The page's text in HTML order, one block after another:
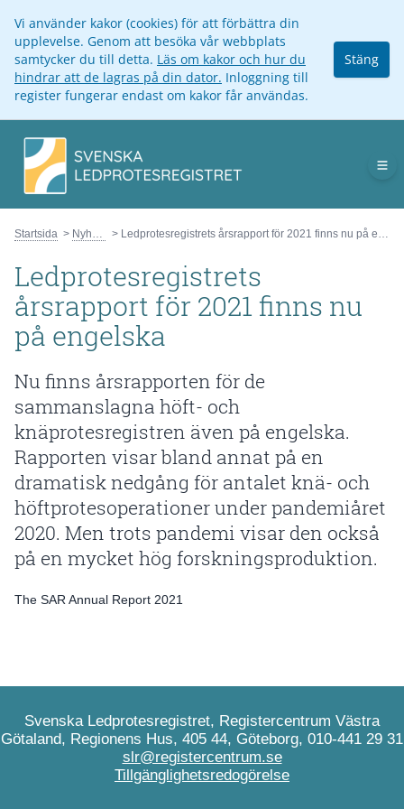
Vi använder kakor (cookies) för att förbättra din
upplevelse. Genom att besöka vår webbplats
samtycker du till detta. Läs om kakor och hur du
hindrar att de lagras på din dator. Inloggning till
register fungerar endast om kakor får användas.
Stäng
Startsida Nyheter Ledprotesregistrets årsrapport för 2021 finns nu på engelska
Ledprotesregistrets
årsrapport för 2021 finns nu
på engelska
Nu finns årsrapporten för de
sammanslagna höft- och
knäprotesregistren även på engelska.
Rapporten visar bland annat på en
dramatisk nedgång för antalet knä- och
höftprotesoperationer under pandemiåret
2020. Men trots pandemi visar den också
på en mycket hög forskningsproduktion.
The SAR Annual Report 2021
Svenska Ledprotesregistret, Registercentrum Västra
Götaland, Regionens Hus, 405 44, Göteborg, 010-441 29 31
slr@registercentrum.se
Tillgänglighetsredogörelse